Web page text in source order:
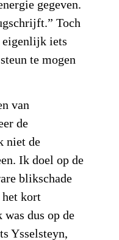
gegeven.
Toch
eigenlijk iets
te mogen
van
de
niet de
Ik doel op de
blikschade
kort
dus op de
Ysselsteyn,